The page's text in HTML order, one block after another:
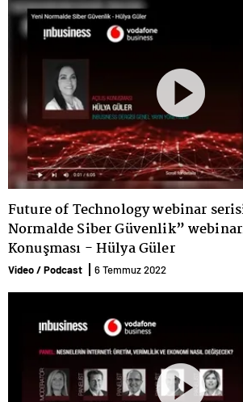
Future of Technology webinar
Normalde Siber Güvenlik”
Konuşması - Hülya Güler
Video / Podcast 6 Temmuz 2022